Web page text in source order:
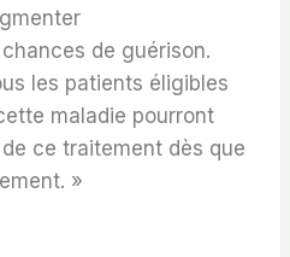
de guérison.
les patients éligibles
maladie pourront
ce traitement dès que
»